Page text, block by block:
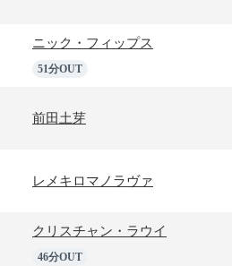
ニック・フィップス
51分OUT
前田土芽
レメキロマノラヴァ
クリスチャン・ラウイ
46分OUT